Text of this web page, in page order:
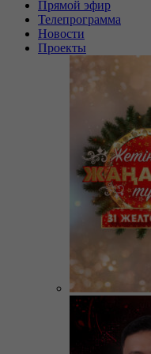
Прямой эфир
Телепрограмма
Новости
Проекты